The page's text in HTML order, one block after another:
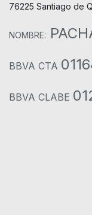
76225 Santiago de
NOMBRE:
BBVA CTA
BBVA CLABE